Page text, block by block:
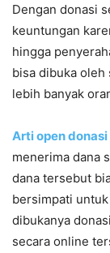
Dengan donasi
keuntungan
hingga
bisa dibuka oleh
lebih banyak
Arti open donasi
menerima dana
dana tersebut
bersimpati
dibukanya
secara online